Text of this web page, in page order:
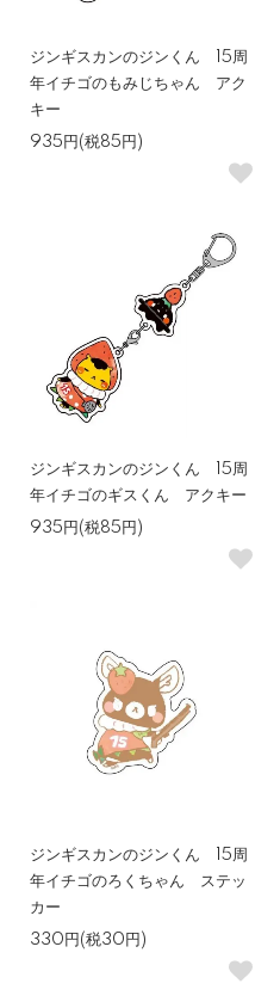
ジンギスカンのジンくん 15周
年イチゴのもみじちゃん アク
キー
935円(税85円)
ジンギスカンのジンくん 15周
年イチゴのギスくん アクキー
935円(税85円)
ジンギスカンのジンくん 15周
年イチゴのろくちゃん ステッ
カー
330円(税30円)